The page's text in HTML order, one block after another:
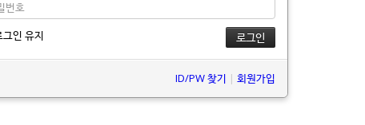
그인 유지
ID/PW 찾기 | 회원가입